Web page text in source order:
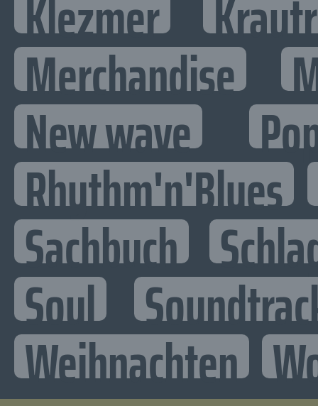
Klezmer
Merchandise
New wave
Rhythm'n'Blues
Sachbuch
Soul
Weihnachten